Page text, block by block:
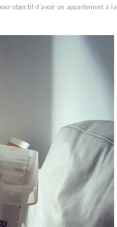
objectif d’avoir un appartement à la